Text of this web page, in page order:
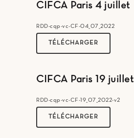
CIFCA Paris 4 juillet
RDD-cqp-vc-CF-04_07_2022
TÉLÉCHARGER
CIFCA Paris 19 juillet
RDD-cqp-vc-CF-19_07_2022-v2
TÉLÉCHARGER